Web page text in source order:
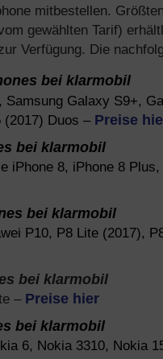
mitbestellen.
gewählten Tarif)
Verfügung. Die
bei klarmobil
Samsung Galaxy S9+,
(2017) Duos – Preise
bei klarmobil
iPhone 8, iPhone 8
bei klarmobil
P10, P8 Lite (2017),
bei klarmobil
– Preise hier
bei klarmobil
6, Nokia 3310, Nokia